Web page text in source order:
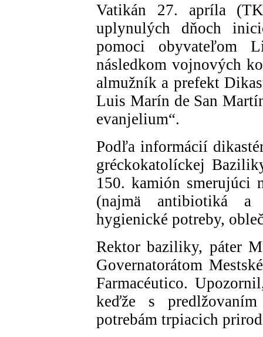
Vatikán 27. apríla
uplynulých dňoch
pomoci obyvateľom
následkom vojnových
almužník a prefekt
Luis Marín de San
evanjelium“.
Podľa informácií
gréckokatolíckej
150. kamión smerujúci
(najmä antibiotiká a
hygienické potreby,
Rektor baziliky, páter
Governatorátom
Farmacéutico.
keďže s
potrebám trpiacich